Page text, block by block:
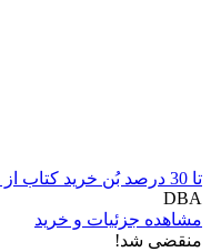
تا 30 درصد بُن خرید کتاب از سی بوک
DBA
مشاهده جزئیات و خرید
منقضی شد!